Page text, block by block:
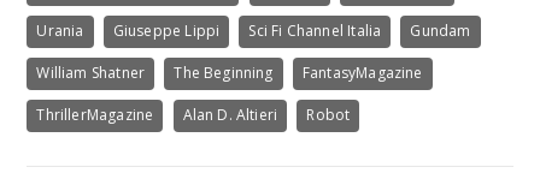
Urania Giuseppe Lippi Sci Fi Channel Italia Gundam
William Shatner The Beginning FantasyMagazine
ThrillerMagazine Alan D. Altieri Robot